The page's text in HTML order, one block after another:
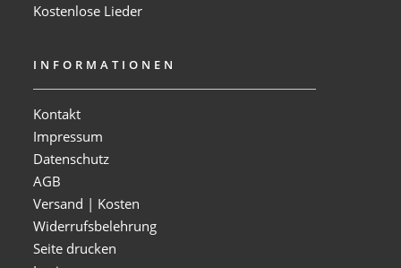
Kostenlose Lieder
INFORMATIONEN
Kontakt
Impressum
Datenschutz
AGB
Versand | Kosten
Widerrufsbelehrung
Seite drucken